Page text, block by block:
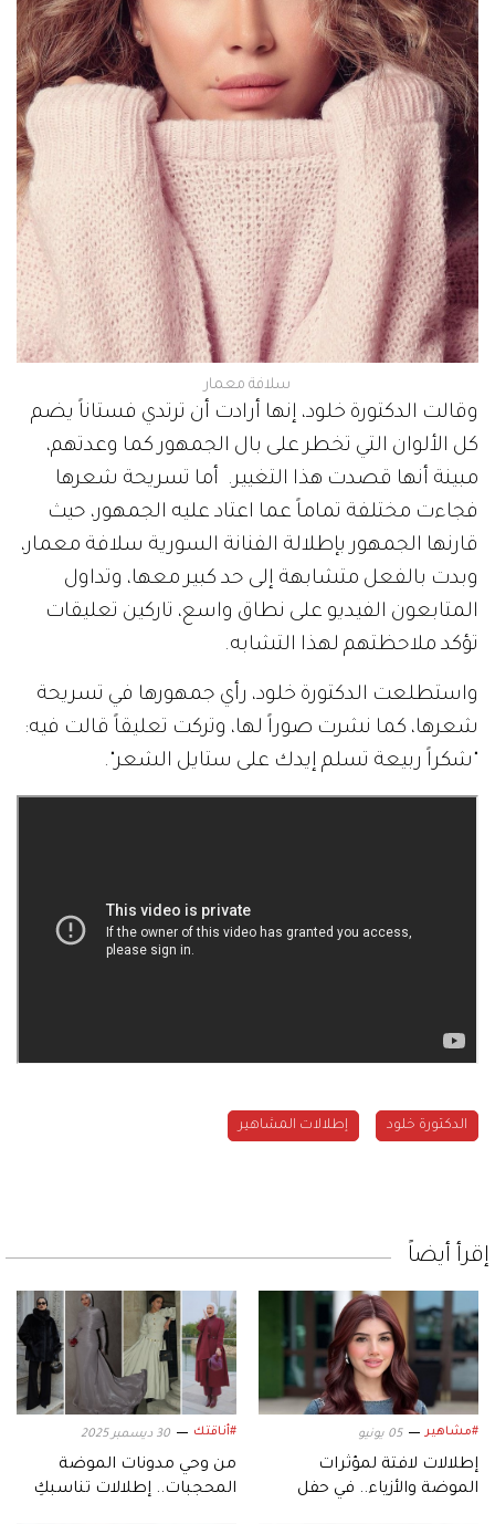
سلافة معمار
وقالت الدكتورة خلود، إنها أرادت أن ترتدي فستاناً يضم
كل الألوان التي تخطر على بال الجمهور كما وعدتهم،
مبينة أنها قصدت هذا التغيير. أما تسريحة شعرها
فجاءت مختلفة تماماً عما اعتاد عليه الجمهور، حيث
قارنها الجمهور بإطلالة الفنانة السورية سلافة معمار،
وبدت بالفعل متشابهة إلى حد كبير معها، وتداول
المتابعون الفيديو على نطاق واسع، تاركين تعليقات
تؤكد ملاحظتهم لهذا التشابه.
واستطلعت الدكتورة خلود، رأي جمهورها في تسريحة
شعرها، كما نشرت صوراً لها، وتركت تعليقاً قالت فيه:
"شكراً ربيعة تسلم إيدك على ستايل الشعر".
الدكتورة خلود إطلالات المشاهير
إقرأ أيضاً
#مشاهير 05 يونيو
إطلالات لافتة لمؤثرات
الموضة والأزياء.. في حفل
#أناقتك 30 ديسمبر 2025
من وحي مدونات الموضة
المحجبات.. إطلالات تناسبكِ